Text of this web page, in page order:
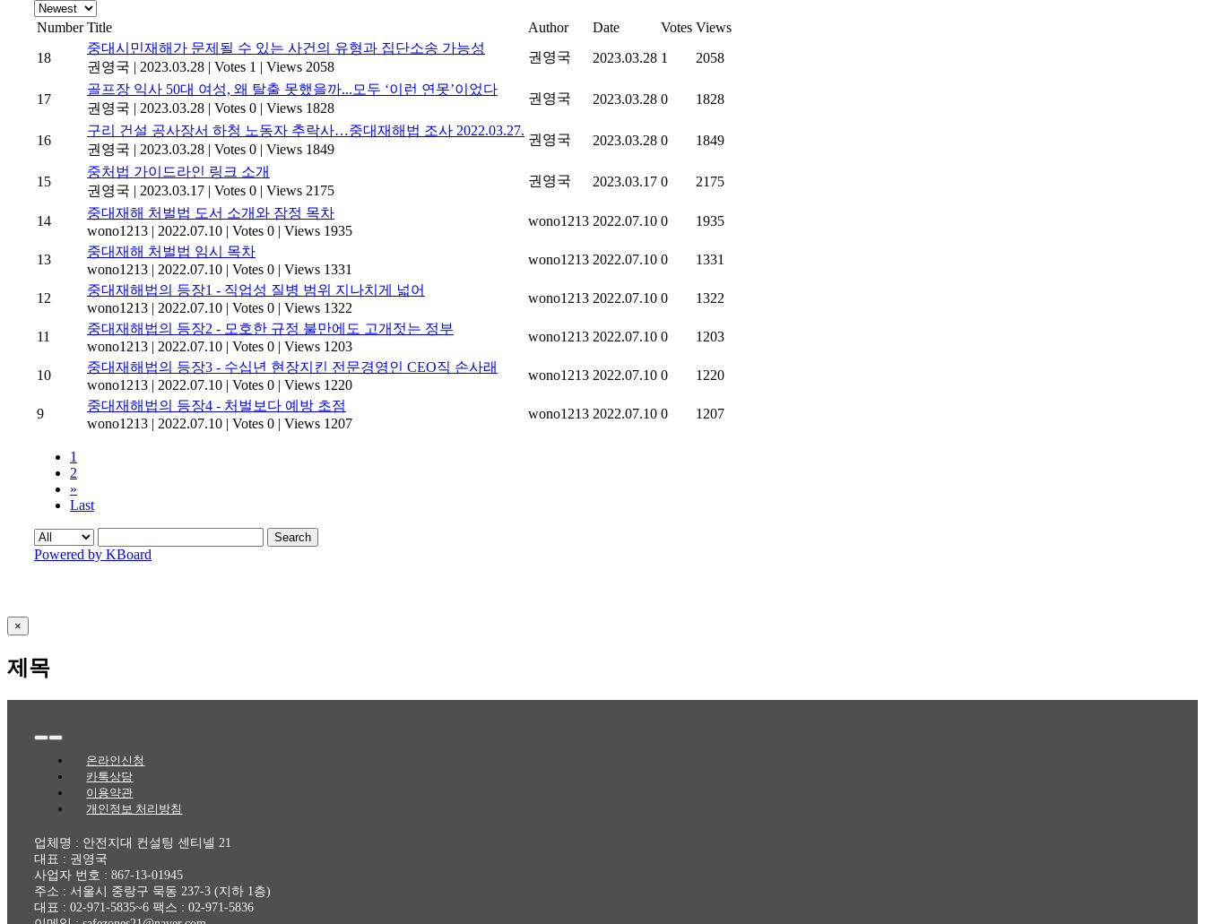
Number Title Author Date Votes Views
18
중대시민재해가 문제될 수 있는 사건의 유형과 집단소송 가능성
권영국 | 2023.03.28 | Votes 1 | Views 2058
권영국 2023.03.28 1 2058
17
골프장 익사 50대 여성, 왜 탈출 못했을까...모두 ‘이런 연못’이었다
권영국 | 2023.03.28 | Votes 0 | Views 1828
권영국 2023.03.28 0 1828
16
구리 건설 공사장서 하청 노동자 추락사…중대재해법 조사 2022.03.27.
권영국 | 2023.03.28 | Votes 0 | Views 1849
권영국 2023.03.28 0 1849
15
중처법 가이드라인 링크 소개
권영국 | 2023.03.17 | Votes 0 | Views 2175
권영국 2023.03.17 0 2175
14
중대재해 처벌법 도서 소개와 잠정 목차
wono1213 | 2022.07.10 | Votes 0 | Views 1935
wono1213 2022.07.10 0 1935
13
중대재해 처벌법 임시 목차
wono1213 | 2022.07.10 | Votes 0 | Views 1331
wono1213 2022.07.10 0 1331
12
중대재해법의 등장1 - 직업성 질병 범위 지나치게 넓어
wono1213 | 2022.07.10 | Votes 0 | Views 1322
wono1213 2022.07.10 0 1322
11
중대재해법의 등장2 - 모호한 규정 불만에도 고개젓는 정부
wono1213 | 2022.07.10 | Votes 0 | Views 1203
wono1213 2022.07.10 0 1203
10
중대재해법의 등장3 - 수십년 현장지킨 전문경영인 CEO직 손사래
wono1213 | 2022.07.10 | Votes 0 | Views 1220
wono1213 2022.07.10 0 1220
9
중대재해법의 등장4 - 처벌보다 예방 초점
wono1213 | 2022.07.10 | Votes 0 | Views 1207
wono1213 2022.07.10 0 1207
1
2
»
Last
Search
Powered by KBoard
Close
product
view
×
제목
Toggle
Navigation온라인신청
카톡상담
이용약관
개인정보 처리방침
업체명 : 안전지대 컨설팅 센티넬 21
대표 : 권영국
사업자 번호 : 867-13-01945
주소 : 서울시 중랑구 묵동 237-3 (지하 1층)
대표 : 02-971-5835~6 팩스 : 02-971-5836